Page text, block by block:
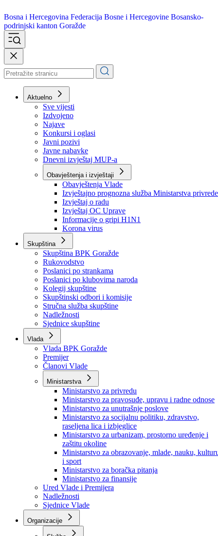
Bosna i Hercegovina
podrinjski kanton Goražde
Aktuelno
Sve vijesti
Izdvojeno
Najave
Konkursi i oglasi
Javni pozivi
Javne nabavke
Dnevni izvještaj MUP-a
Obavještenja i izvještaji
Obavještenja Vlade
Izvještajno prognozna služba Ministarstva privrede
Izvještaj o radu
Izvještaj OC Uprave
Informacije o gripi H1N1
Korona virus
Skupština
Skupština BPK Goražde
Rukovodstvo
Poslanici po strankama
Poslanici po klubovima naroda
Kolegij skupštine
Skupštinski odbori i komisije
Stručna služba skupštine
Nadležnosti
Sjednice skupštine
Vlada
Vlada BPK Goražde
Premijer
Članovi Vlade
Ministarstva
Ministarstvo za privredu
Ministarstvo za pravosuđe, upravu i radne odnose
Ministarstvo za unutrašnje poslove
Ministarstvo za socijalnu politiku, zdravstvo,
raseljena lica i izbjeglice
Ministarstvo za urbanizam, prostorno uređenje i
zaštitu okoline
Ministarstvo za obrazovanje, mlade, nauku,
i sport
Ministarstvo za boračka pitanja
Ministarstvo za finansije
Ured Vlade i Premijera
Nadležnosti
Sjednice Vlade